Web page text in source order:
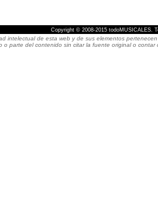
Copyright © 2008-2015 todoMUSICALES.
intelectual de esta web y de sus elementos
o parte del contenido sin citar la fuente original o